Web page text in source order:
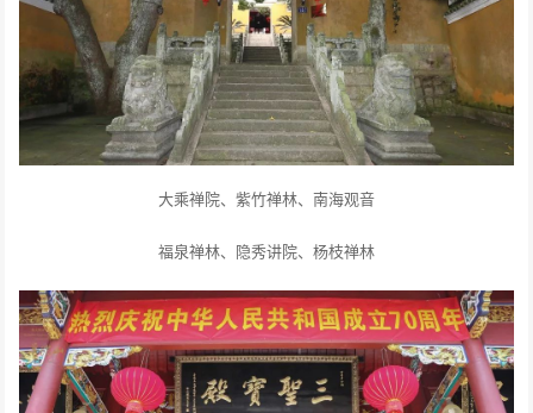
大乘禅院、紫竹禅林、南海观音
福泉禅林、隐秀讲院、杨枝禅林